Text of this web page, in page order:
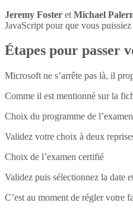
Jeremy Foster et Michael
JavaScript pour que vous
Étapes pour passer
Microsoft ne s’arrête pas là, il
Comme il est mentionné sur la
Choix du programme de l’examen
Validez votre choix à deux
Choix de l’examen certifié
Validez puis sélectionnez la date
C’est au moment de régler votre